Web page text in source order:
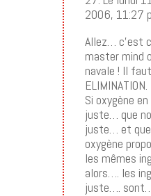
2006, 11:27
Allez… c’est
master mind
navale ! Il
ELIMINATION.
Si oxygène
juste… que
juste… et
oxygène
les mêmes
alors…. les
juste….